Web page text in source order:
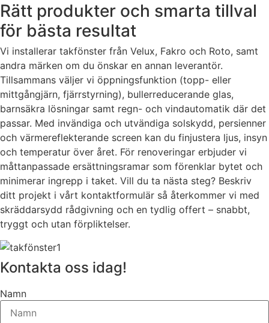
Rätt produkter och smarta tillval
för bästa resultat
Vi installerar takfönster från Velux, Fakro och Roto, samt
andra märken om du önskar en annan leverantör.
Tillsammans väljer vi öppningsfunktion (topp- eller
mittgångjärn, fjärrstyrning), bullerreducerande glas,
barnsäkra lösningar samt regn- och vindautomatik där det
passar. Med invändiga och utvändiga solskydd, persienner
och värmereflekterande screen kan du finjustera ljus, insyn
och temperatur över året. För renoveringar erbjuder vi
måttanpassade ersättningsramar som förenklar bytet och
minimerar ingrepp i taket. Vill du ta nästa steg? Beskriv
ditt projekt i vårt kontaktformulär så återkommer vi med
skräddarsydd rådgivning och en tydlig offert – snabbt,
tryggt och utan förpliktelser.
Kontakta oss idag!
Namn